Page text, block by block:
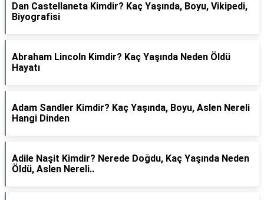
Dan Castellaneta Kimdir? Kaç Yaşında, Boyu, Vikipedi,
Biyografisi
Abraham Lincoln Kimdir? Kaç Yaşında Neden Öldü
Hayatı
Adam Sandler Kimdir? Kaç Yaşında, Boyu, Aslen Nereli
Hangi Dinden
Adile Naşit Kimdir? Nerede Doğdu, Kaç Yaşında Neden
Öldü, Aslen Nereli..